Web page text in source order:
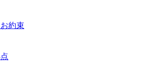
約束